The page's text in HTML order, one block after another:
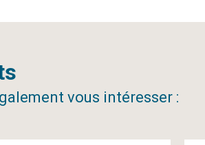
vous intéresser :